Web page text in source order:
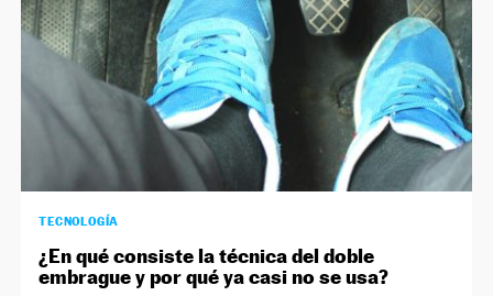
TECNOLOGÍA
¿En qué consiste la técnica del doble
embrague y por qué ya casi no se usa?